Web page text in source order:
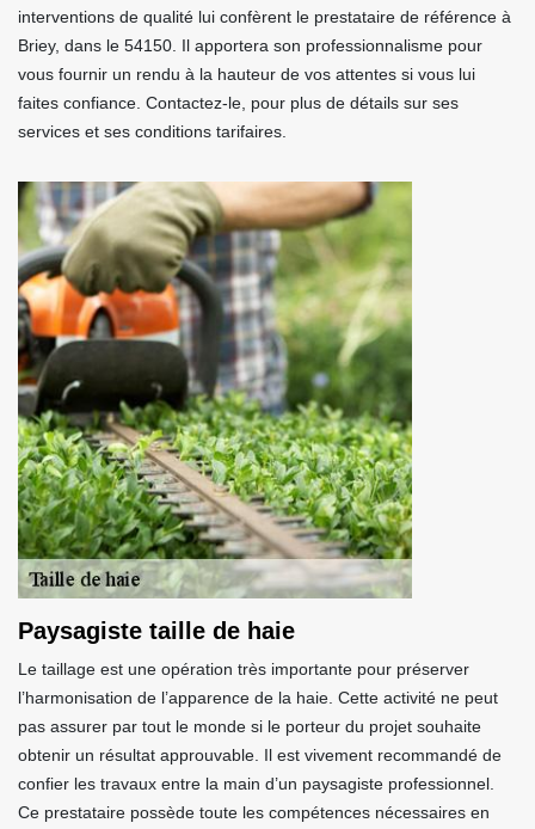
interventions de qualité lui confèrent le prestataire de référence à
Briey, dans le 54150. Il apportera son professionnalisme pour
vous fournir un rendu à la hauteur de vos attentes si vous lui
faites confiance. Contactez-le, pour plus de détails sur ses
services et ses conditions tarifaires.
Paysagiste taille de haie
Le taillage est une opération très importante pour préserver
l’harmonisation de l’apparence de la haie. Cette activité ne peut
pas assurer par tout le monde si le porteur du projet souhaite
obtenir un résultat approuvable. Il est vivement recommandé de
confier les travaux entre la main d’un paysagiste professionnel.
Ce prestataire possède toute les compétences nécessaires en